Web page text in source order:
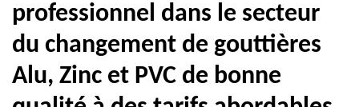
professionnel dans le secteur
du changement de gouttières
Alu, Zinc et PVC de bonne